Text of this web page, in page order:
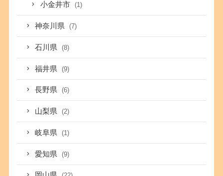
小金井市 (1)
神奈川県 (7)
石川県 (8)
福井県 (9)
長野県 (6)
山梨県 (2)
岐阜県 (1)
愛知県 (9)